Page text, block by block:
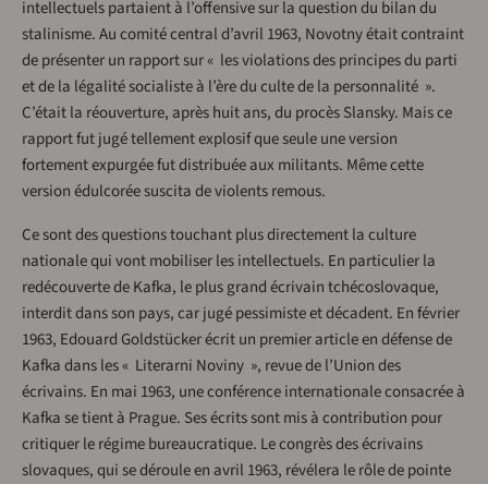
intellectuels partaient à l’offensive sur la question du bilan du
stalinisme. Au comité central d’avril 1963, Novotny était contraint
de présenter un rapport sur « les violations des principes du parti
et de la légalité socialiste à l’ère du culte de la personnalité ».
C’était la réouverture, après huit ans, du procès Slansky. Mais ce
rapport fut jugé tellement explosif que seule une version
fortement expurgée fut distribuée aux militants. Même cette
version édulcorée suscita de violents remous.
Ce sont des questions touchant plus directement la culture
nationale qui vont mobiliser les intellectuels. En particulier la
redécouverte de Kafka, le plus grand écrivain tchécoslovaque,
interdit dans son pays, car jugé pessimiste et décadent. En février
1963, Edouard Goldstücker écrit un premier article en défense de
Kafka dans les « Literarni Noviny », revue de l’Union des
écrivains. En mai 1963, une conférence internationale consacrée à
Kafka se tient à Prague. Ses écrits sont mis à contribution pour
critiquer le régime bureaucratique. Le congrès des écrivains
slovaques, qui se déroule en avril 1963, révélera le rôle de pointe